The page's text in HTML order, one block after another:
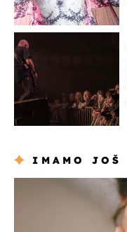
IMAMO JOŠ
moda & ljepota